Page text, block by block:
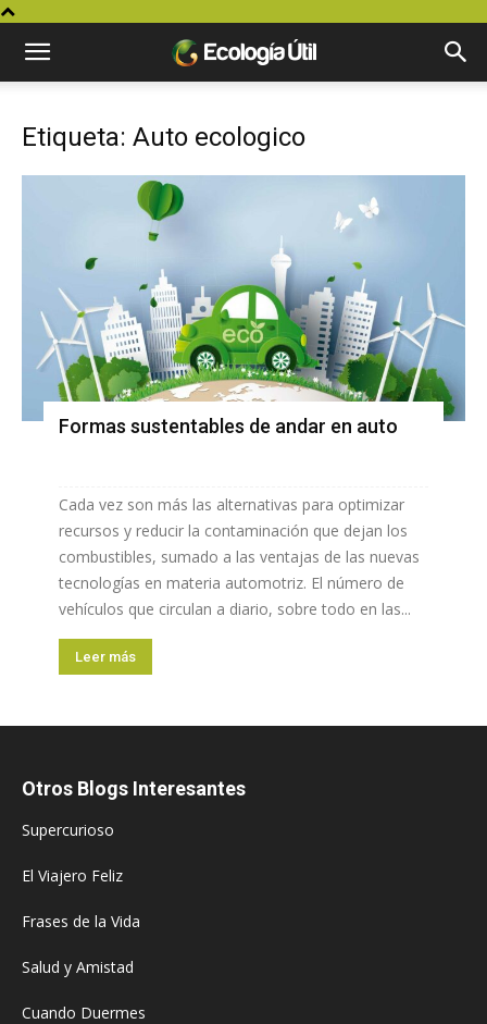
Etiqueta: Auto ecologico
Formas sustentables de andar en auto
Cada vez son más las alternativas para optimizar
recursos y reducir la contaminación que dejan los
combustibles, sumado a las ventajas de las nuevas
tecnologías en materia automotriz. El número de
vehículos que circulan a diario, sobre todo en las...
Leer más
Otros Blogs Interesantes
Supercurioso
El Viajero Feliz
Frases de la Vida
Salud y Amistad
Cuando Duermes